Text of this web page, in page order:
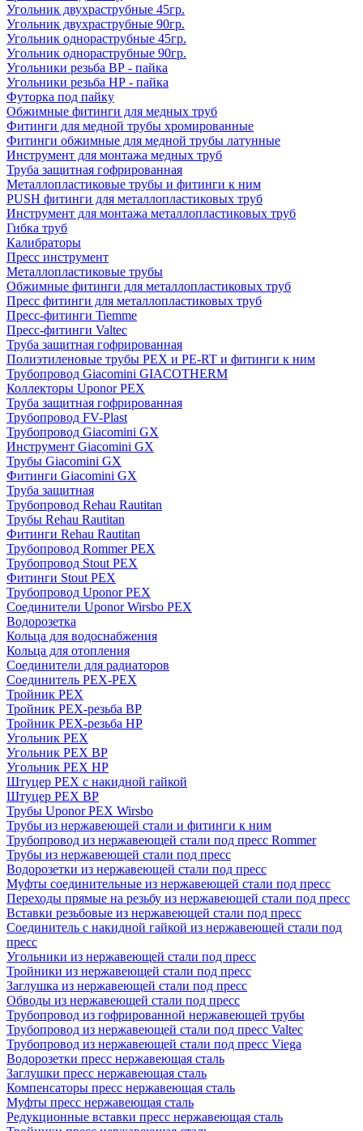
Угольник двухраструбные 45гр.
Угольник двухраструбные 90гр.
Угольник однораструбные 45гр.
Угольник однораструбные 90гр.
Угольники резьба ВР - пайка
Угольники резьба НР - пайка
Футорка под пайку
Обжимные фитинги для медных труб
Фитинги для медной трубы хромированные
Фитинги обжимные для медной трубы латунные
Инструмент для монтажа медных труб
Труба защитная гофрированная
Металлопластиковые трубы и фитинги к ним
PUSH фитинги для металлопластиковых труб
Инструмент для монтажа металлопластиковых труб
Гибка труб
Калибраторы
Пресс инструмент
Металлопластиковые трубы
Обжимные фитинги для металлопластиковых труб
Пресс фитинги для металлопластиковых труб
Пресс-фитинги Tiemme
Пресс-фитинги Valtec
Труба защитная гофрированная
Полиэтиленовые трубы PEX и PE-RT и фитинги к ним
Трубопровод Giacomini GIACOTHERM
Коллекторы Uponor PEX
Труба защитная гофрированная
Трубопровод FV-Plast
Трубопровод Giacomini GX
Инструмент Giacomini GX
Трубы Giacomini GX
Фитинги Giacomini GX
Труба защитная
Трубопровод Rehau Rautitan
Трубы Rehau Rautitan
Фитинги Rehau Rautitan
Трубопровод Rommer PEX
Трубопровод Stout PEX
Фитинги Stout PEX
Трубопровод Uponor PEX
Соединители Uponor Wirsbo PEX
Водорозетка
Кольца для водоснабжения
Кольца для отопления
Соединители для радиаторов
Соединитель PEX-PEX
Тройник PEX
Тройник PEX-резьба ВР
Тройник PEX-резьба НР
Угольник PEX
Угольник PEX ВР
Угольник PEX НР
Штуцер PEX c накидной гайкой
Штуцер PEX ВР
Трубы Uponor PEX Wirsbo
Трубы из нержавеющей стали и фитинги к ним
Трубопровод из нержавеющей стали под пресс Rommer
Трубы из нержавеющей стали под пресс
Водорозетки из нержавеющей стали под пресс
Муфты соединительные из нержавеющей стали под пресс
Переходы прямые на резьбу из нержавеющей стали под пресс
Вставки резьбовые из нержавеющей стали под пресс
Соединитель с накидной гайкой из нержавеющей стали под
пресс
Угольники из нержавеющей стали под пресс
Тройники из нержавеющей стали под пресс
Заглушка из нержавеющей стали под пресс
Обводы из нержавеющей стали под пресс
Трубопровод из гофрированной нержавеющей трубы
Трубопровод из нержавеющей стали под пресс Valtec
Трубопровод из нержавеющей стали под пресс Viega
Водорозетки пресс нержавеющая сталь
Заглушки пресс нержавеющая сталь
Компенсаторы пресс нержавеющая сталь
Муфты пресс нержавеющая сталь
Редукционные вставки пресс нержавеющая сталь